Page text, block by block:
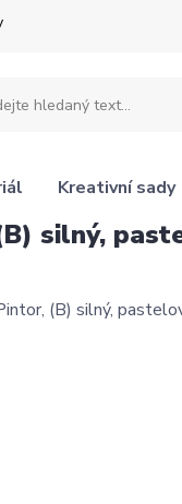
Kreativní sady
silný,